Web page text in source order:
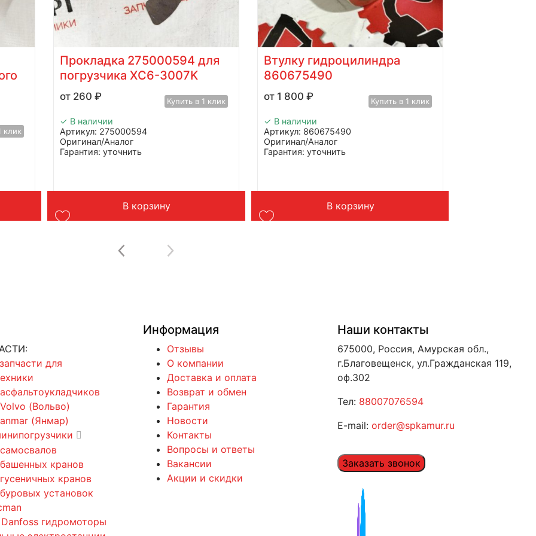
клик
Прокладка 275000594 для
погрузчика XC6-3007K
260₽ Купить в 1 клик
✓ В наличии
Артикул: 275000594
Оригинал/Аналог
Гарантия: уточнить
Вес: до 1 кг
В корзину
Втулку гидроцилиндра
860675490
1 800₽ Купить в 1 клик
✓ В наличии
Артикул: 860675490
Оригинал/Аналог
Гарантия: уточнить
Вес: до 1 кг
В корзину
для
(Вольво)
(Янмар)
кранов
кранов
установок
Danfoss гидромоторы
Информация
Отзывы
О компании
Доставка и оплата
Возврат и обмен
Гарантия
Новости
Контакты
Вопросы и ответы
Вакансии
Акции и скидки
Наши контакты
675000, Россия, Амурская обл.,
г.Благовещенск, ул.Гражданская 119,
оф.302
Тел: 88007076594
E-mail: order@spkamur.ru
Заказать звонок